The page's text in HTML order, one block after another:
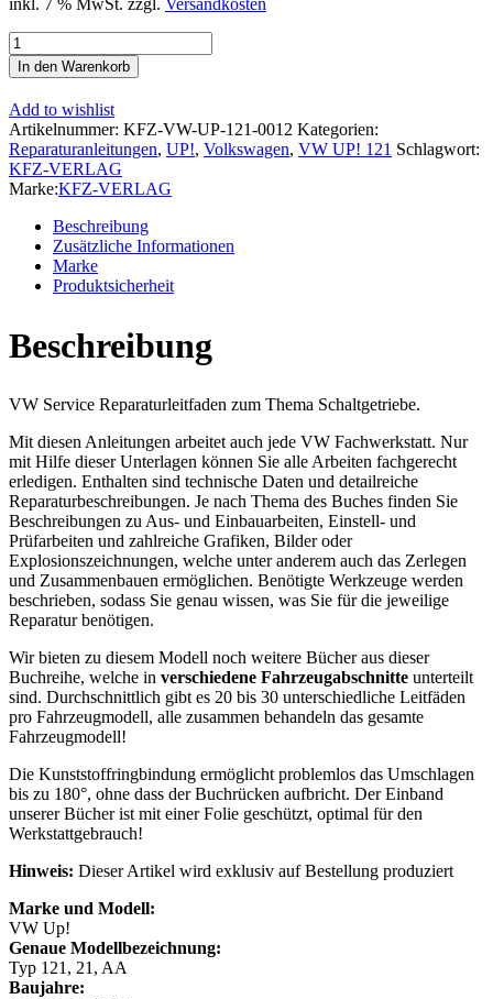
inkl. 7 % MwSt. zzgl. Versandkosten
VW
Up!
121
(11-
16)
Automatisiertes
5
Gang
Schaltgetriebe
Reparaturanleitung
Menge
In den Warenkorb
Add to wishlist
Artikelnummer: KFZ-VW-UP-121-0012 Kategorien:
Reparaturanleitungen, UP!, Volkswagen, VW UP! 121 Schlagwort:
KFZ-VERLAG
Marke:KFZ-VERLAG
Beschreibung
Zusätzliche Informationen
Marke
Produktsicherheit
Beschreibung
VW Service Reparaturleitfaden zum Thema Schaltgetriebe.
Mit diesen Anleitungen arbeitet auch jede VW Fachwerkstatt. Nur
mit Hilfe dieser Unterlagen können Sie alle Arbeiten fachgerecht
erledigen. Enthalten sind technische Daten und detailreiche
Reparaturbeschreibungen. Je nach Thema des Buches finden Sie
Beschreibungen zu Aus- und Einbauarbeiten, Einstell- und
Prüfarbeiten und zahlreiche Grafiken, Bilder oder
Explosionszeichnungen, welche unter anderem auch das Zerlegen
und Zusammenbauen ermöglichen. Benötigte Werkzeuge werden
beschrieben, sodass Sie genau wissen, was Sie für die jeweilige
Reparatur benötigen.
Wir bieten zu diesem Modell noch weitere Bücher aus dieser
Buchreihe, welche in verschiedene Fahrzeugabschnitte unterteilt
sind. Durchschnittlich gibt es 20 bis 30 unterschiedliche Leitfäden
pro Fahrzeugmodell, alle zusammen behandeln das gesamte
Fahrzeugmodell!
Die Kunststoffringbindung ermöglicht problemlos das Umschlagen
bis zu 180°, ohne dass der Buchrücken aufbricht. Der Einband
unserer Bücher ist mit einer Folie geschützt, optimal für den
Werkstattgebrauch!
Hinweis: Dieser Artikel wird exklusiv auf Bestellung produziert
Marke und Modell:
VW Up!
Genaue Modellbezeichnung:
Typ 121, 21, AA
Baujahre: